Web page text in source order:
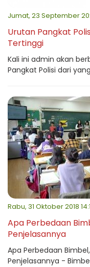
Jumat, 23 September
Urutan Pangkat
Tertinggi
Kali ini admin akan
Pangkat Polisi dari
Rabu, 31 Oktober 2018
Apa Perbedaan
Penjelasannya
Apa Perbedaan
Penjelasannya -